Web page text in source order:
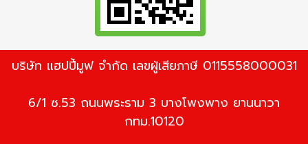
บริษัท แฮปปี้มูฟ จำกัด เลขผู้เสียภาษี 0115558000031
6/1 ซ.53 ถนนพระราม 3 บางโพงพาง ยานนาวา
กทม.10120